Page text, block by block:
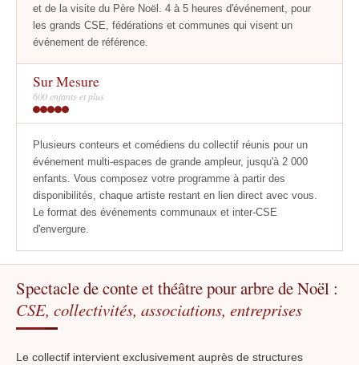
et de la visite du Père Noël. 4 à 5 heures d'événement, pour
les grands CSE, fédérations et communes qui visent un
événement de référence.
Sur Mesure
600 enfants et plus
Plusieurs conteurs et comédiens du collectif réunis pour un
événement multi-espaces de grande ampleur, jusqu'à 2 000
enfants. Vous composez votre programme à partir des
disponibilités, chaque artiste restant en lien direct avec vous.
Le format des événements communaux et inter-CSE
d'envergure.
Spectacle de conte et théâtre pour arbre de Noël :
CSE, collectivités, associations, entreprises
Le collectif intervient exclusivement auprès de structures